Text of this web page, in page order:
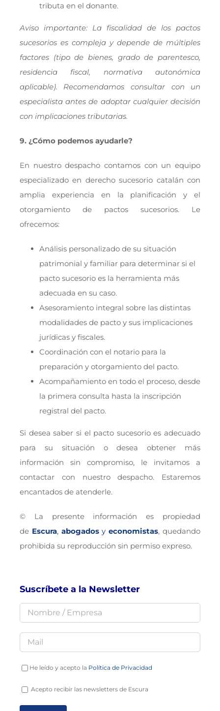
tributa en el donante.
Aviso importante: La fiscalidad de los pactos
sucesorios es compleja y depende de múltiples
factores (tipo de bienes, grado de parentesco,
residencia fiscal, normativa autonómica
aplicable). Recomendamos consultar con un
especialista antes de adoptar cualquier decisión
con implicaciones tributarias.
9. ¿Cómo podemos ayudarle?
En nuestro despacho contamos con un equipo
especializado en derecho sucesorio catalán con
amplia experiencia en la planificación y el
otorgamiento de pactos sucesorios. Le
ofrecemos:
Análisis personalizado de su situación
patrimonial y familiar para determinar si el
pacto sucesorio es la herramienta más
adecuada en su caso.
Asesoramiento integral sobre las distintas
modalidades de pacto y sus implicaciones
jurídicas y fiscales.
Coordinación con el notario para la
preparación y otorgamiento del pacto.
Acompañamiento en todo el proceso, desde
la primera consulta hasta la inscripción
registral del pacto.
Si desea saber si el pacto sucesorio es adecuado
para su situación o desea obtener más
información sin compromiso, le invitamos a
contactar con nuestro despacho. Estaremos
encantados de atenderle.
© La presente información es propiedad
de Escura, abogadosyeconomistas, quedando
prohibida su reproducción sin permiso expreso.
Suscríbete a la Newsletter
He leído y acepto la Política de Privacidad
Acepto recibir las newsletters de Escura